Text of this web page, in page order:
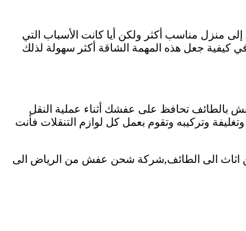
منزل مناسب أكثر ولكن أيا كانت الأسباب التي
كيفية جعل هذه المهمة الشاقة أكثر سهولة لذلك
بالطائف تحافظ على عفشك أثناء عملية النقل
وتركيبه وتقوم بعمل كل لوازم التنقلات فأنت
اثاث الى الطائف,شركة شحن عفش من الرياض الى